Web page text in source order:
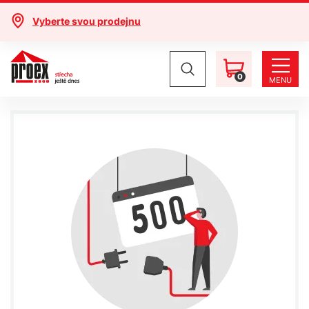
Vyberte svou prodejnu
0 MENU